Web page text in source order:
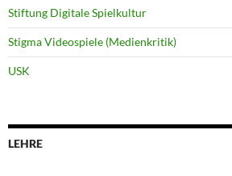
Stiftung Digitale Spielkultur
Stigma Videospiele (Medienkritik)
USK
LEHRE